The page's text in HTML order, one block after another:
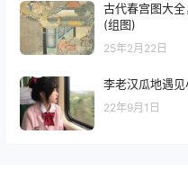
古代春宫图大
(组图)
25年2月22日
李老汉瓜地遇
22年9月1日